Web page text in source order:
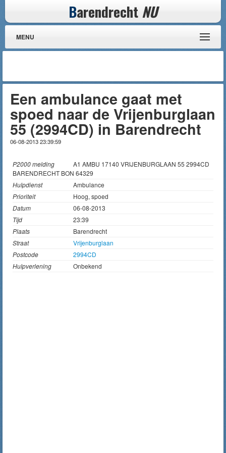
Barendrecht NU
MENU
Een ambulance gaat met
spoed naar de Vrijenburglaan
55 (2994CD) in Barendrecht
06-08-2013 23:39:59
P2000 melding
A1 AMBU 17140 VRIJENBURGLAAN 55 2994CD
BARENDRECHT BON 64329
Hulpdienst
Ambulance
Prioriteit
Hoog, spoed
Datum
06-08-2013
Tijd
23:39
Plaats
Barendrecht
Straat
Vrijenburglaan
Postcode
2994CD
Hulpverlening
Onbekend